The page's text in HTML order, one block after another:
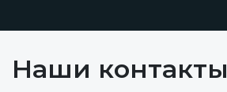
Наши контакты